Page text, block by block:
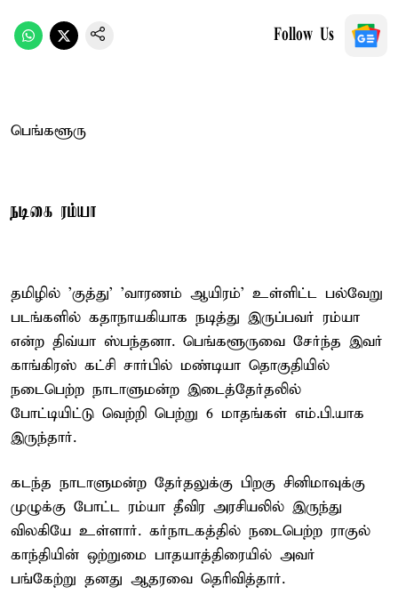
Follow Us
பெங்களூரு
நடிகை ரம்யா
தமிழில் 'குத்து' 'வாரணம் ஆயிரம்' உள்ளிட்ட பல்வேறு
படங்களில் கதாநாயகியாக நடித்து இருப்பவர் ரம்யா
என்ற திவ்யா ஸ்பந்தனா. பெங்களூருவை சேர்ந்த இவர்
காங்கிரஸ் கட்சி சார்பில் மண்டியா தொகுதியில்
நடைபெற்ற நாடாளுமன்ற இடைத்தேர்தலில்
போட்டியிட்டு வெற்றி பெற்று 6 மாதங்கள் எம்.பி.யாக
இருந்தார்.
கடந்த நாடாளுமன்ற தேர்தலுக்கு பிறகு சினிமாவுக்கு
முழுக்கு போட்ட ரம்யா தீவிர அரசியலில் இருந்து
விலகியே உள்ளார். கர்நாடகத்தில் நடைபெற்ற ராகுல்
காந்தியின் ஒற்றுமை பாதயாத்திரையில் அவர்
பங்கேற்று தனது ஆதரவை தெரிவித்தார்.